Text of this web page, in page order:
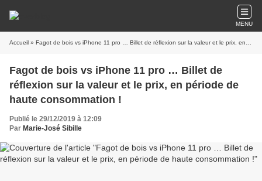
MENU
Accueil » Fagot de bois vs iPhone 11 pro … Billet de réflexion sur la valeur et le prix, en période de haute consommation !
Fagot de bois vs iPhone 11 pro … Billet de
réflexion sur la valeur et le prix, en période de
haute consommation !
Publié le 29/12/2019 à 12:09
Par Marie-José Sibille